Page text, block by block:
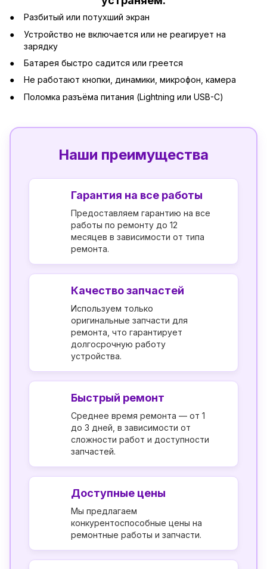
Разбитый или потухший экран
Устройство не включается или не реагирует на
зарядку
Батарея быстро садится или греется
Не работают кнопки, динамики, микрофон, камера
Поломка разъёма питания (Lightning или USB-C)
Наши преимущества
Гарантия на все работы
Предоставляем гарантию на все
работы по ремонту до 12
месяцев в зависимости от типа
ремонта.
Качество запчастей
Используем только
оригинальные запчасти для
ремонта, что гарантирует
долгосрочную работу
устройства.
Быстрый ремонт
Среднее время ремонта — от 1
до 3 дней, в зависимости от
сложности работ и доступности
запчастей.
Доступные цены
Мы предлагаем
конкурентоспособные цены на
ремонтные работы и запчасти.